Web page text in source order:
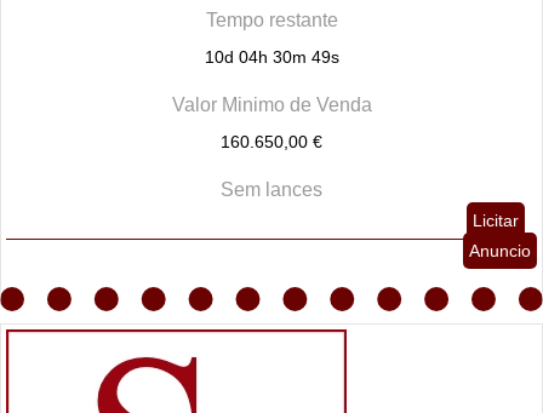
Tempo restante
10d 04h 30m 48s
Valor Minimo de Venda
160.650,00 €
Sem lances
Licitar
Anuncio